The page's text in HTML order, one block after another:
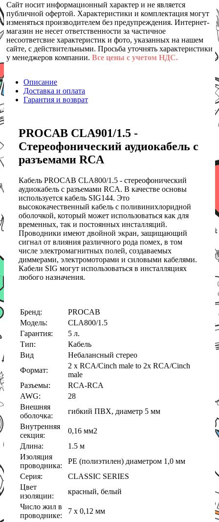
Сайт носит информационный характер и не является
публичной офертой. Характеристики и комплектация могут
изменяться производителем без предупреждения. Интернет-
магазин не несет ответственности за частичное
несоответсвие характеристик и фото, указанных на нашем
сайте, с действительными. Просьба уточнять характеристики
у менеджеров компании. Все цены с учетом НДС.
Описание
Доставка и оплата
Гарантия и возврат
PROCAB CLA901/1.5 -
Стереофонический аудиокабель с
разъемами RCA
Кабель PROCAB CLA800/1.5 - стереофонический
аудиокабель с разъемами RCA. В качестве основы
используется кабель SIG144. Это
высококачественный кабель с поливинихлоридной
оболочкой, который может использоваться как для
временных, так и постоянных инсталляций.
Проводники имеют двойной экран, защищающий
сигнал от влияния различного рода помех, в том
числе электромагнитных полей, создаваемых
диммерами, электромоторами и силовыми кабелями.
Кабели SIG могут использоваться в инсталляциях
любого назначения.
Бренд:
PROCAB
Модель:
CLA800/1.5
Гарантия:
5 л.
Тип:
Кабель
Вид
Небалансный стерео
Формат:
2 x RCA/Cinch male to 2x RCA/Cinch
male
Разъемы:
RCA-RCA
AWG:
28
Внешняя
оболочка:
гибкий ПВХ, диаметр 5 мм
Внутренняя
секция:
0,16 мм2
Длина:
1.5 м
Изоляция
проводника:
PE (полиэтилен) диаметром 1,0 мм
Серия:
CLASSIC SERIES
Цвет
изоляции:
красный, белый
Число жил в
проводнике:
7 x 0,12 мм